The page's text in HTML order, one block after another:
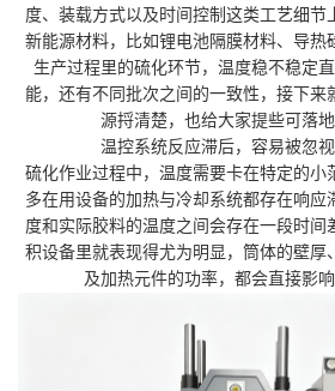
度、装载方式以及时间控制这类工艺细节
新能源材料，比如锂电池隔膜材料、导热
生产过程里的硫化环节，温度稳不稳定
能，还有不同批次之间的一致性，接下来
源捋清楚，也给大家提些可落地
温控系统反应滞后，容易被忽
硫化作业过程中，温度需要卡在特定的小
多在用设备的加热与冷却系统都存在响应
度和实际胶料的温度之间会存在一段时间
积设备里就表现得尤为明显，筒体的壁厚
及加热元件的功率，都会直接影响